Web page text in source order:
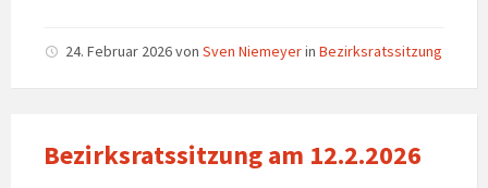
24. Februar 2026von Sven Niemeyerin Bezirksratssitzung
Bezirksratssitzung am 12.2.2026